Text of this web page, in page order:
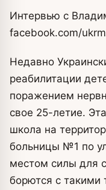
Интервью с
facebook.com/
Недавно
реабилитации
поражением
свое 25-летие.
школа на
больницы №1 по
местом силы для
борются с